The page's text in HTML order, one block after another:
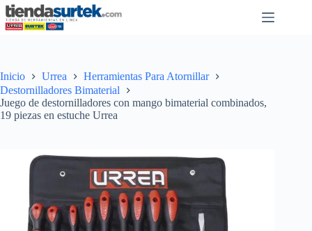
Saltar
al
contenido
Inicio Urrea
Herramientas Para Atornillar
Destornilladores Bimaterial
Juego de destornilladores con mango bimaterial combinados,
19 piezas en estuche Urrea